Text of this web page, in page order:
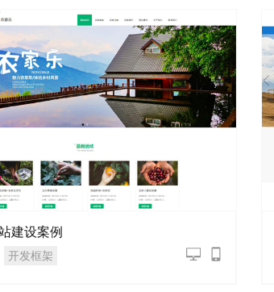
建设案例
开发框架